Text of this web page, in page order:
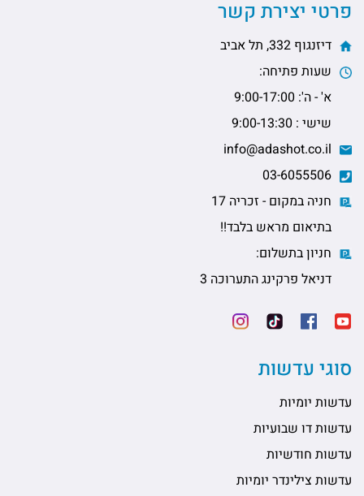
פרטי יצירת קשר
דיזנגוף 332, תל אביב
שעות פתיחה:
א' - ה': 9:00-17:00
שישי : 9:00-13:30
חניה במקום - זכריה 17
בתיאום מראש בלבד!!
חניון בתשלום:
דניאל פרקינג התערוכה 3
סוגי עדשות
עדשות יומיות
עדשות דו שבועיות
עדשות חודשיות
עדשות צילינדר יומיות